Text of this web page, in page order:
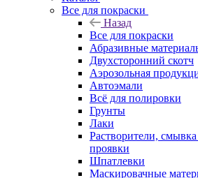
Все для покраски
Назад
Все для покраски
Абразивные
Двухсторонний скотч
Аэрозольная
Автоэмали
Всё для полировки
Грунты
Лаки
Растворители,
проявки
Шпатлевки
Маскировачные